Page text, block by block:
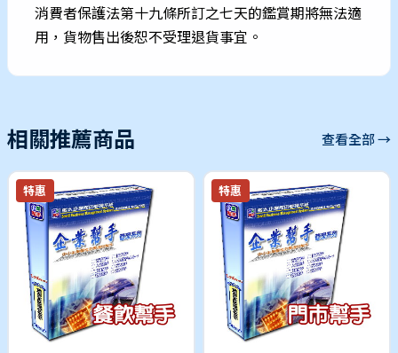
消費者保護法第十九條所訂之七天的鑑賞期將無法適
用，貨物售出後恕不受理退貨事宜。
相關推薦商品 查看全部 →
特惠 特惠